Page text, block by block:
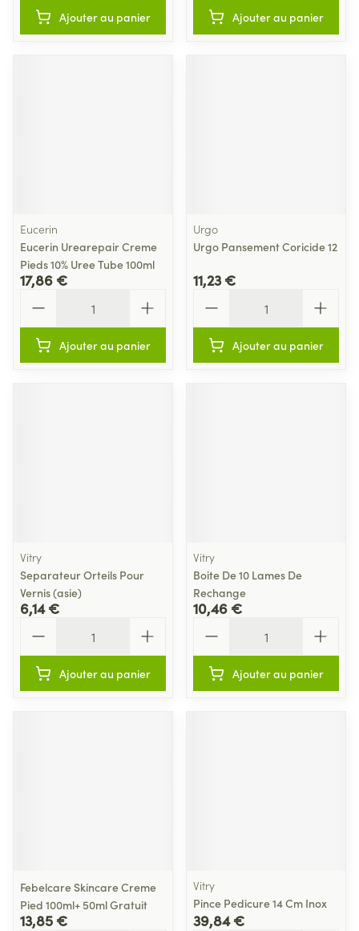
Ajouter au panier Ajouter au panier
Eucerin
Eucerin Urearepair Creme
Pieds 10% Uree Tube 100ml
17,86 €
Ajouter au panier
Urgo
Urgo Pansement Coricide 12
11,23 €
Ajouter au panier
Vitry
Separateur Orteils Pour
Vernis (asie)
6,14 €
Ajouter au panier
Vitry
Boite De 10 Lames De
Rechange
10,46 €
Ajouter au panier
Febelcare Skincare Creme
Pied 100ml+ 50ml Gratuit
13,85 €
Vitry
Pince Pedicure 14 Cm Inox
39,84 €